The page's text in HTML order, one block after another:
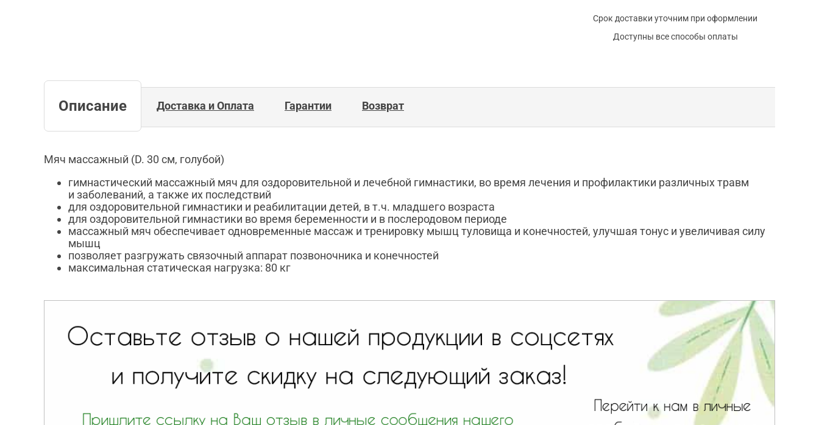
Срок доставки уточним при оформлении
Доступны все способы оплаты
Описание Доставка и Оплата Гарантии Возврат
Мяч массажный (D. 30 см, голубой)
гимнастический массажный мяч для оздоровительной и лечебной гимнастики, во время лечения и профилактики различных травм
и заболеваний, а также их последствий
для оздоровительной гимнастики и реабилитации детей, в т.ч. младшего возраста
для оздоровительной гимнастики во время беременности и в послеродовом периоде
массажный мяч обеспечивает одновременные массаж и тренировку мышц туловища и конечностей, улучшая тонус и увеличивая силу
мышц
позволяет разгружать связочный аппарат позвоночника и конечностей
максимальная статическая нагрузка: 80 кг